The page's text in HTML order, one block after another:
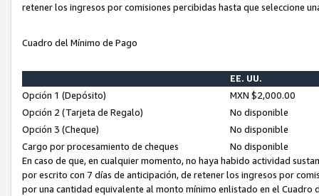
retener los ingresos por comisiones percibidas hasta que seleccione
Cuadro del Mínimo de Pago
EE. UU.
Opción 1 (Depósito)
MXN $2,000.00
Opción 2 (Tarjeta de Regalo)
No disponible
Opción 3 (Cheque)
No disponible
Cargo por procesamiento de cheques
No disponible
En caso de que, en cualquier momento, no haya habido actividad
por escrito con 7 días de anticipación, de retener los ingresos por
por una cantidad equivalente al monto mínimo enlistado en el